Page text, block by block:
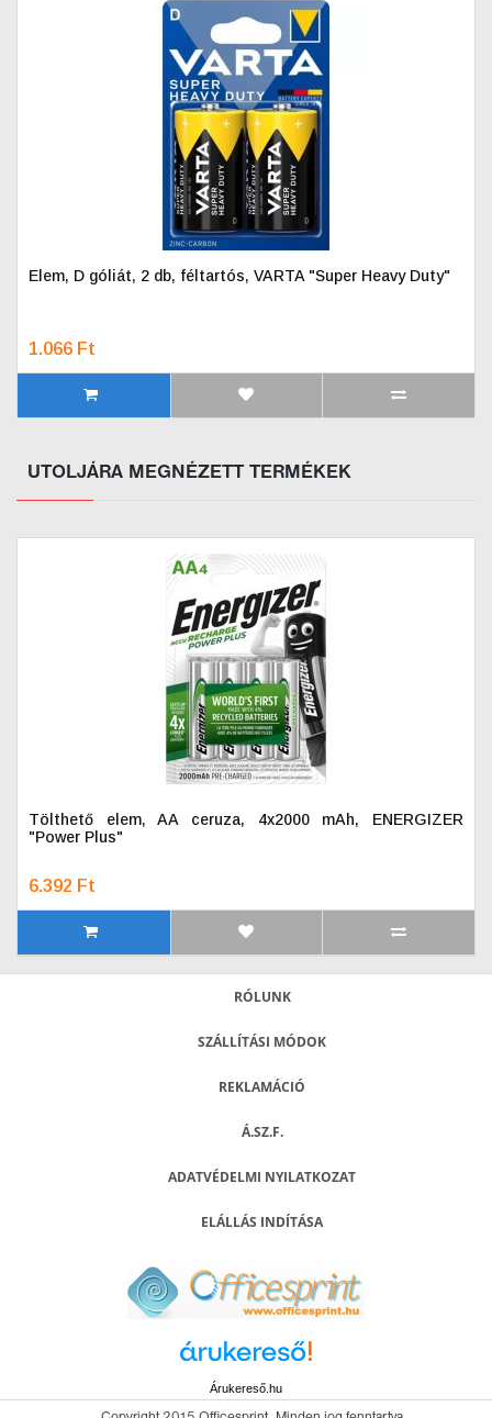
Elem, D góliát, 2 db, féltartós, VARTA "Super Heavy Duty"
1.066 Ft
UTOLJÁRA MEGNÉZETT TERMÉKEK
Tölthető elem, AA ceruza, 4x2000 mAh, ENERGIZER
"Power Plus"
6.392 Ft
RÓLUNK
SZÁLLÍTÁSI MÓDOK
REKLAMÁCIÓ
Á.SZ.F.
ADATVÉDELMI NYILATKOZAT
ELÁLLÁS INDÍTÁSA
Árukereső.hu